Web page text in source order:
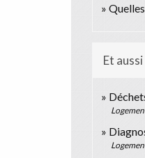
Et aussi